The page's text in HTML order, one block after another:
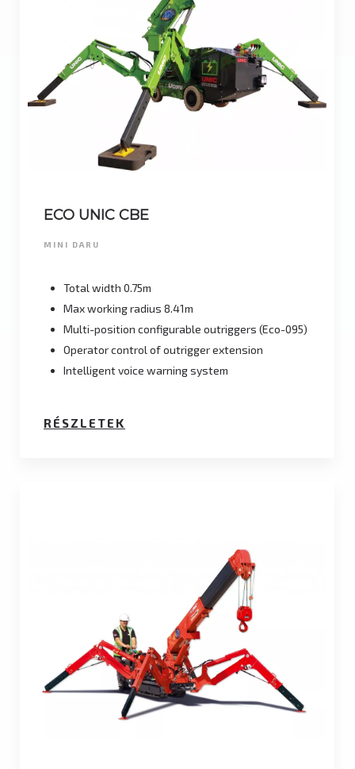
ECO UNIC CBE
MINI DARU
Total width 0.75m
Max working radius 8.41m
Multi-position configurable outriggers (Eco-095)
Operator control of outrigger extension
Intelligent voice warning system
RÉSZLETEK